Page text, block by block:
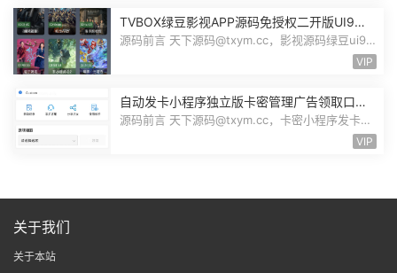
TVBOX绿豆影视APP源码免授权二开版UI9影
视排行榜TV端手机端完整版源码追剧影视
源码前言 天下源码@txym.cc，影视源码绿豆ui9
VIP
自动发卡小程序独立版卡密管理广告领取口令
领取裂变扩展流量主小程序Custom
源码前言 天下源码@txym.cc，卡密小程序发卡小
VIP
关于我们
关于本站